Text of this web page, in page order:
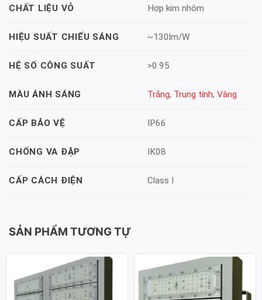
CHẤT LIỆU VỎ Hợp kim nhôm
HIỆU SUẤT CHIẾU SÁNG ~130lm/W
HỆ SỐ CÔNG SUẤT >0.95
MÀU ÁNH SÁNG Trắng, Trung tính, Vàng
CẤP BẢO VỆ IP66
CHỐNG VA ĐẬP IK08
CẤP CÁCH ĐIỆN Class I
SẢN PHẨM TƯƠNG TỰ